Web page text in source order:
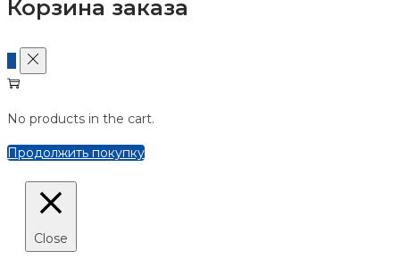
Корзина заказа
0
No products in the cart.
Продолжить покупку
Close